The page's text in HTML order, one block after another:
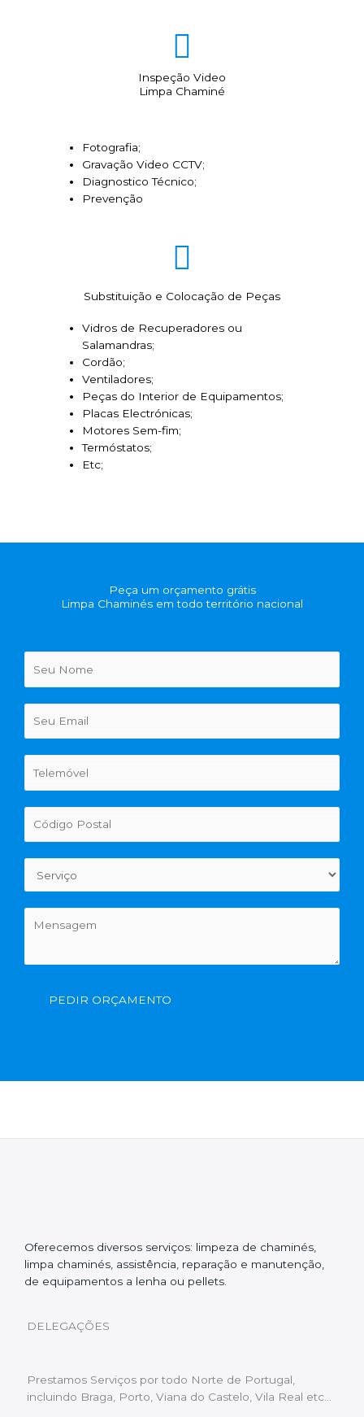
Inspeção Video
Limpa Chaminé
Fotografia;
Gravação Video CCTV;
Diagnostico Técnico;
Prevenção
Substituição e Colocação de Peças
Vidros de Recuperadores ou
Salamandras;
Cordão;
Ventiladores;
Peças do Interior de Equipamentos;
Placas Electrónicas;
Motores Sem-fim;
Termóstatos;
Etc;
Peça um orçamento grátis
Limpa Chaminés em todo território nacional
PEDIR ORÇAMENTO
Oferecemos diversos serviços: limpeza de chaminés,
limpa chaminés, assistência, reparação e manutenção,
de equipamentos a lenha ou pellets.
DELEGAÇÕES
Prestamos Serviços por todo Norte de Portugal,
incluindo Braga, Porto, Viana do Castelo, Vila Real etc…